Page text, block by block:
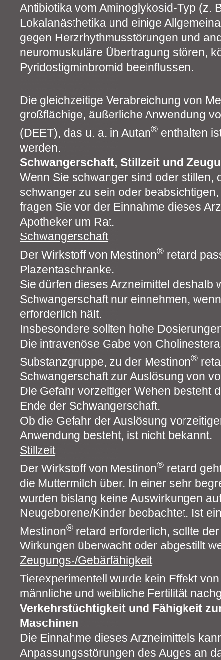
Antibiotika vom Aminoglykosid-Typ (z.
Lokalanästhetika und einige
gegen Herzrhythmusstörungen und
neuromuskuläre Übertragung stören,
Pyridostigminbromid beeinflussen.
Die gleichzeitige Verabreichung von
großflächige, äußerliche Anwendung
(DEET), das u. a. in Autan® enthalten
werden.
Schwangerschaft, Stillzeit und
Wenn Sie schwanger sind oder stillen,
schwanger zu sein oder
fragen Sie vor der Einnahme dieses
Apotheker um Rat.
Schwangerschaft
Der Wirkstoff von Mestinon® retard
Plazentaschranke.
Sie dürfen dieses Arzneimittel deshalb
Schwangerschaft nur einnehmen,
erforderlich hält.
Insbesondere sollten hohe
Die intravenöse Gabe von
Substanzgruppe, zu der Mestinon®
Schwangerschaft zur Auslösung von
Die Gefahr vorzeitiger Wehen besteht
Ende der Schwangerschaft.
Ob die Gefahr der Auslösung
Anwendung besteht, ist nicht bekannt.
Stillzeit
Der Wirkstoff von Mestinon® retard
die Muttermilch über. In einer sehr
wurden bislang keine Auswirkungen
Neugeborene/Kinder beobachtet. Ist
Mestinon® retard erforderlich, sollte
Wirkungen überwacht oder abgestillt
Zeugungs-/Gebärfähigkeit
Tierexperimentell wurde kein Effekt
männliche und weibliche Fertilität
Verkehrstüchtigkeit und Fähigkeit
Maschinen
Die Einnahme dieses Arzneimittels
Anpassungsstörungen des Auges an